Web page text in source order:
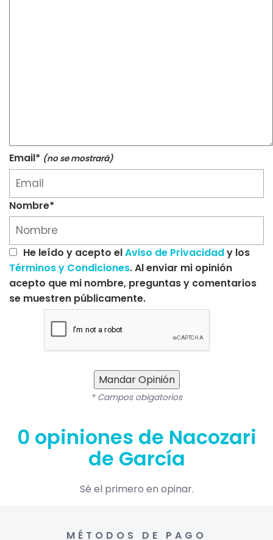
Email* (no se mostrará)
Nombre*
He leído y acepto elAviso de Privacidady los
Términos y Condiciones. Al enviar mi opinión
acepto que mi nombre, preguntas y comentarios
se muestren públicamente.
Mandar Opinión
* Campos obigatorios
0 opiniones de Nacozari
de García
Sé el primero en opinar.
MÉTODOS DE PAGO